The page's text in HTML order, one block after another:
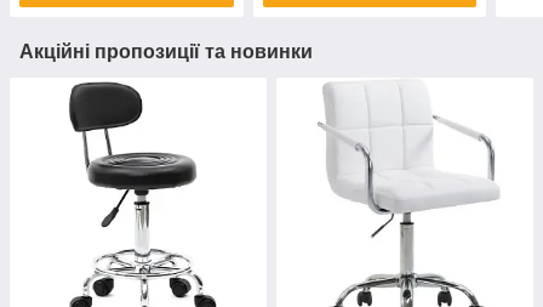
Акційні пропозиції та новинки